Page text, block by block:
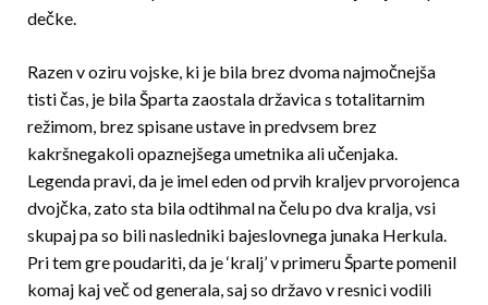
dečke.
Razen v oziru vojske, ki je bila brez dvoma najmočnejša
tisti čas, je bila Šparta zaostala državica s totalitarnim
režimom, brez spisane ustave in predvsem brez
kakršnegakoli opaznejšega umetnika ali učenjaka.
Legenda pravi, da je imel eden od prvih kraljev prvorojenca
dvojčka, zato sta bila odtihmal na čelu po dva kralja, vsi
skupaj pa so bili nasledniki bajeslovnega junaka Herkula.
Pri tem gre poudariti, da je ‘kralj’ v primeru Šparte pomenil
komaj kaj več od generala, saj so državo v resnici vodili